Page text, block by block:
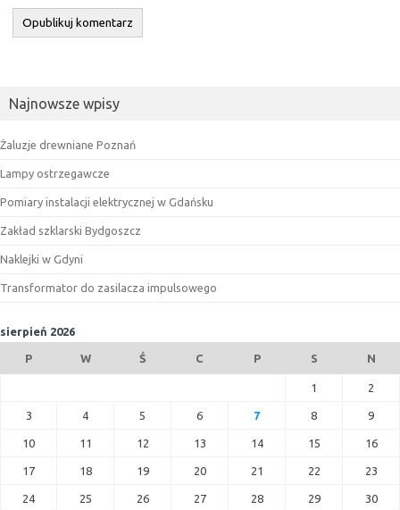
Najnowsze wpisy
Żaluzje drewniane Poznań
Lampy ostrzegawcze
Pomiary instalacji elektrycznej w Gdańsku
Zakład szklarski Bydgoszcz
Naklejki w Gdyni
Transformator do zasilacza impulsowego
sierpień 2026
P W Ś C P S N
1 2
3 4 5 6 7 8 9
10 11 12 13 14 15 16
17 18 19 20 21 22 23
24 25 26 27 28 29 30